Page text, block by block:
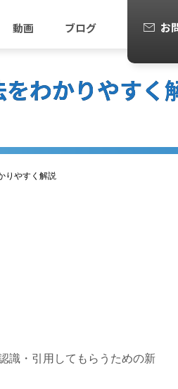
動画 ブログ お
わかりやすく
りやすく解説
識・引用してもらうための新